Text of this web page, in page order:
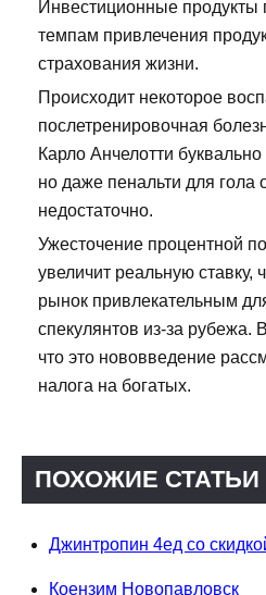
Инвестиционные продукты
темпам привлечения
страхования жизни.
Происходит некоторое
послетренировочная
Карло Анчелотти
но даже пенальти для гола
недостаточно.
Ужесточение процентной
увеличит реальную ставку,
рынок привлекательным
спекулянтов из-за рубежа.
что это нововведение
налога на богатых.
ПОХОЖИЕ СТАТЬИ
Джинтропин 4ед со
Коензим Новопавловск